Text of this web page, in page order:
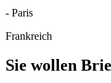
- Paris
Frankreich
Sie wollen